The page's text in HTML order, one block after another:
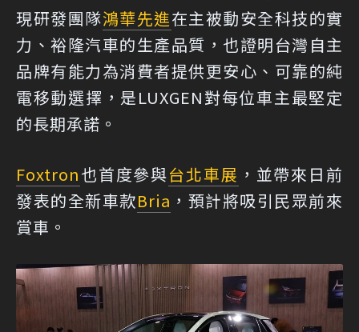
現研發團隊鴻華先進在主被動安全科技的實
力、裕隆汽車的生產品質，也證明台灣自主
品牌有能力為消費者提供更安心、可靠的純
電移動選擇，是LUXGEN對每位車主最堅定
的長期承諾。
Foxtron也首度參與台北車展 ，並帶來日前
發表的全新車款Bria ，預計將吸引民眾前來
賞車。